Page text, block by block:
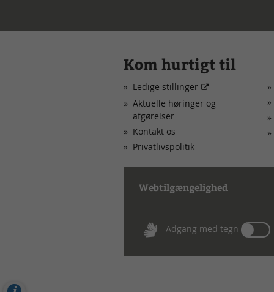
Kom hurtigt til
Ledige stillinger
Aktuelle høringer og
afgørelser
Kontakt os
Privatlivspolitik
Webtilgængelighed
Adgang med tegn
eller
sluk